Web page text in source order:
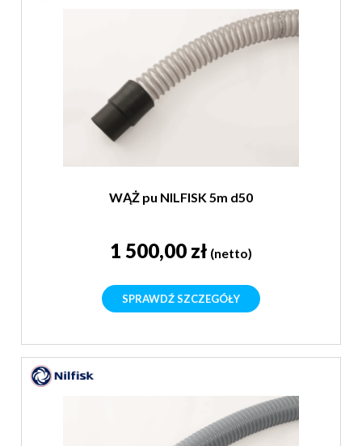
WĄŻ pu NILFISK 5m d50
1 500,00 zł (netto)
SPRAWDŹ SZCZEGÓŁY